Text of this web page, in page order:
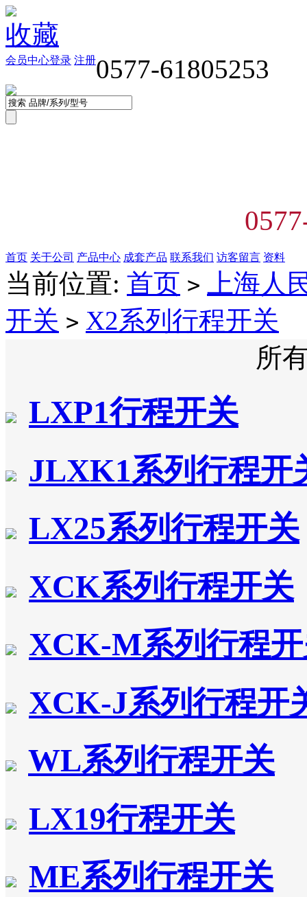
收藏
0577-61805253
登录 注册
会员中心
首页 关于公司 产品中心 成套产品 联系我们 访客留言 资料
当前位置: 首页 >
上海人
开关 > X2系列行程开关
所
LXP1行程开关
JLXK1系列行程开
LX25系列行程开关
XCK系列行程开关
XCK-M系列行程
XCK-J系列行程开
WL系列行程开关
LX19行程开关
ME系列行程开关